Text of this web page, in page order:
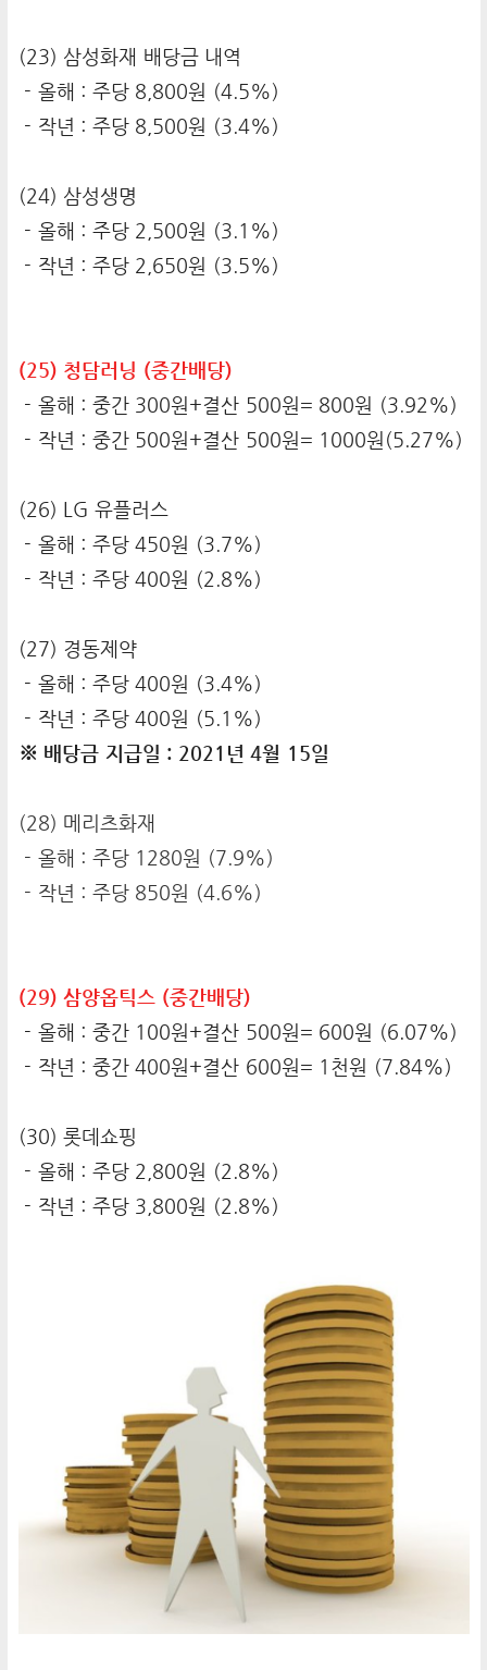
(23) 삼성화재 배당금 내역
- 올해 : 주당 8,800원 (4.5%)
- 작년 : 주당 8,500원 (3.4%)
(24) 삼성생명
- 올해 : 주당 2,500원 (3.1%)
- 작년 : 주당 2,650원 (3.5%)
(25) 청담러닝 (중간배당)
- 올해 : 중간 300원+결산 500원= 800원 (3.92%)
- 작년 : 중간 500원+결산 500원= 1000원(5.27%)
(26) LG 유플러스
- 올해 : 주당 450원 (3.7%)
- 작년 : 주당 400원 (2.8%)
(27) 경동제약
- 올해 : 주당 400원 (3.4%)
- 작년 : 주당 400원 (5.1%)
※ 배당금 지급일 : 2021년 4월 15일
(28) 메리츠화재
- 올해 : 주당 1280원 (7.9%)
- 작년 : 주당 850원 (4.6%)
(29) 삼양옵틱스 (중간배당)
- 올해 : 중간 100원+결산 500원= 600원 (6.07%)
- 작년 : 중간 400원+결산 600원= 1천원 (7.84%)
(30) 롯데쇼핑
- 올해 : 주당 2,800원 (2.8%)
- 작년 : 주당 3,800원 (2.8%)